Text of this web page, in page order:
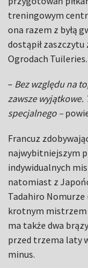
treningowym
ona razem z byłą
dostąpił
Ogrodach Tuileries.
– Bez względu na
zawsze wyjątkowe.
specjalnego –
Francuz
najwybitniejszym
indywidualnych
natomiast z
Tadahiro Nomurze
krotnym mistrzem
ma także dwa
przed trzema laty
minus.